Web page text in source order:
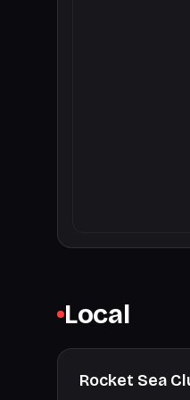
Local
Rocket Sea